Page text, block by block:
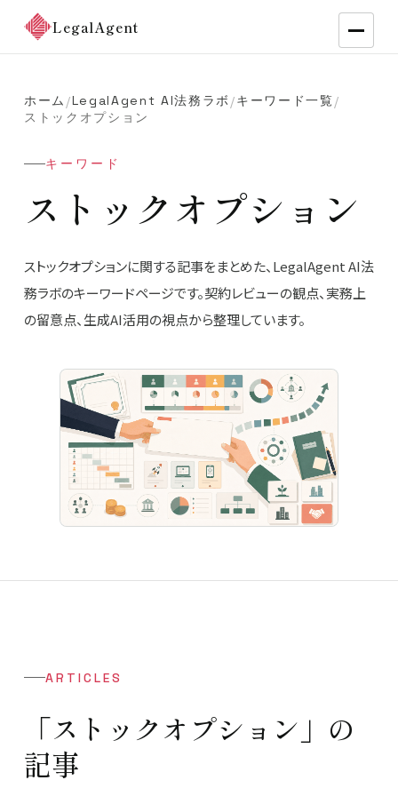
LegalAgent
ホーム /LegalAgent AI法務ラボ /キーワード一覧/
ストックオプション
キーワード
ストックオプション
ストックオプションに関する記事をまとめた、LegalAgent AI法
務ラボのキーワードページです。契約レビューの観点、実務上
の留意点、生成AI活用の視点から整理しています。
ARTICLES
「ストックオプション」の
記事